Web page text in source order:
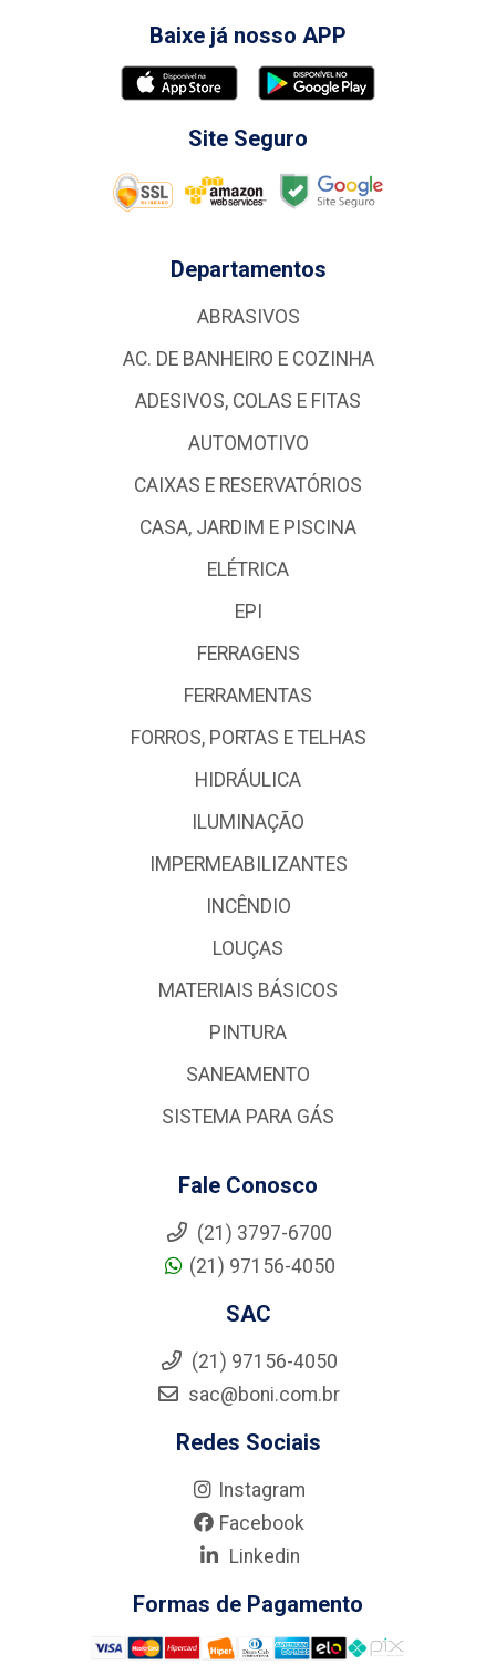
Baixe já nosso APP
Site Seguro
Departamentos
ABRASIVOS
AC. DE BANHEIRO E COZINHA
ADESIVOS, COLAS E FITAS
AUTOMOTIVO
CAIXAS E RESERVATÓRIOS
CASA, JARDIM E PISCINA
ELÉTRICA
EPI
FERRAGENS
FERRAMENTAS
FORROS, PORTAS E TELHAS
HIDRÁULICA
ILUMINAÇÃO
IMPERMEABILIZANTES
INCÊNDIO
LOUÇAS
MATERIAIS BÁSICOS
PINTURA
SANEAMENTO
SISTEMA PARA GÁS
Fale Conosco
(21) 3797-6700
(21) 97156-4050
SAC
(21) 97156-4050
sac@boni.com.br
Redes Sociais
Instagram
Facebook
Linkedin
Formas de Pagamento